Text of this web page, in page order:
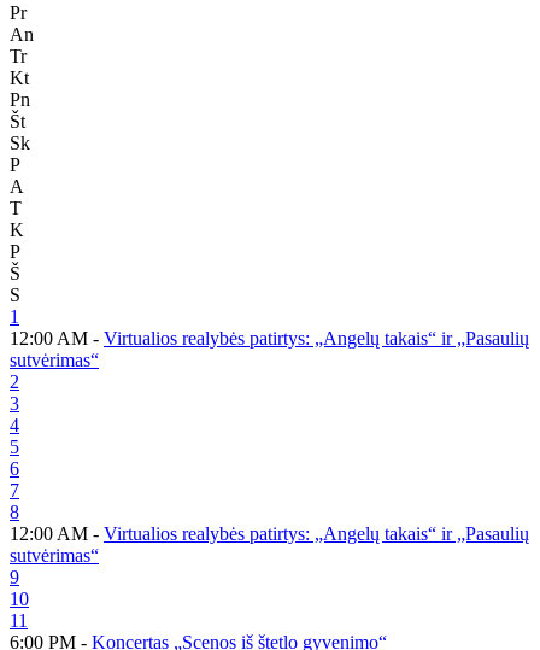
Pr
An
Tr
Kt
Pn
Št
Sk
P
A
T
K
P
Š
S
1
12:00 AM - Virtualios realybės patirtys: „Angelų takais“ ir „Pasaulių
sutvėrimas“
2
3
4
5
6
7
8
12:00 AM - Virtualios realybės patirtys: „Angelų takais“ ir „Pasaulių
sutvėrimas“
9
10
11
6:00 PM - Koncertas „Scenos iš štetlo gyvenimo“